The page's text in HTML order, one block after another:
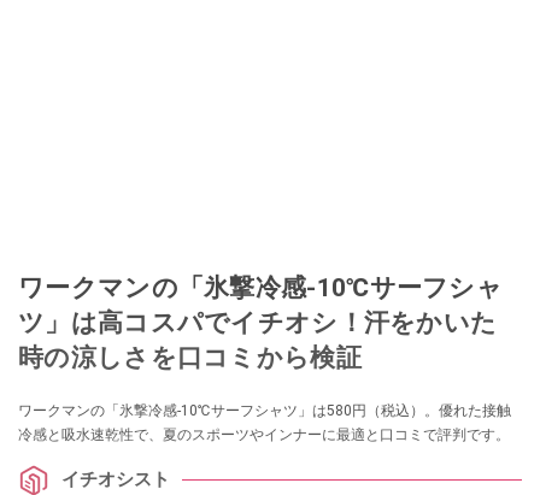
ワークマンの「氷撃冷感-10℃サーフシャ
ツ」は高コスパでイチオシ！汗をかいた
時の涼しさを口コミから検証
ワークマンの「氷撃冷感-10℃サーフシャツ」は580円（税込）。優れた接触
冷感と吸水速乾性で、夏のスポーツやインナーに最適と口コミで評判です。
イチオシスト